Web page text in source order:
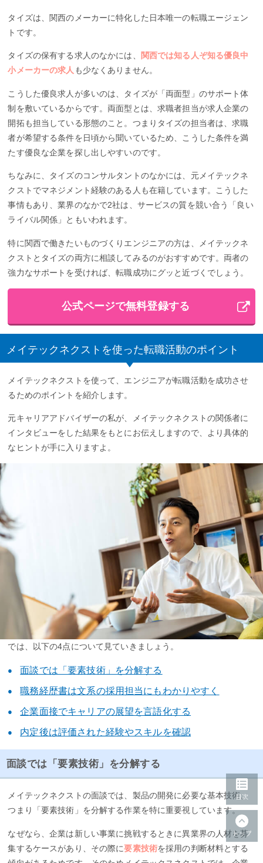
タイズは、関西のメーカーに特化した日本唯一の転職エージェン
トです。
タイズの保有する求人のなかには、
関西では知る人ぞ知る優良中
小メーカーの求人 も少なくありません。
こうした優良求人が多いのは、タイズが「両面型」のサポート体
制を敷いているからです。両面型とは、求職者担当が求人企業の
開拓も担当している形態のこと。つまりタイズの担当者は、求職
者が希望する条件を日頃から聞いているため、こうした条件を満
たす優良な企業を探し出しやすいのです。
ちなみに、タイズのコンサルタントのなかには、元メイテックネ
クストでマネジメント経験のある人も在籍しています。こうした
事情もあり、業界のなかで2社は、サービスの質を競い合う「良い
ライバル関係」ともいわれます。
特に関西で働きたいものづくりエンジニアの方は、メイテックネ
クストとタイズの両方に相談してみるのがおすすめです。両者の
強力なサポートを受ければ、転職成功にグッと近づくでしょう。
公式ページで無料登録する
メイテックネクストを使った転職活動のポイント
メイテックネクストを使って、エンジニアが転職活動を成功させ
るためのポイントを紹介します。
元キャリアアドバイザーの私が、メイテックネクストの関係者に
インタビューをした結果をもとにお伝えしますので、より具体的
なヒントが手に入りますよ。
では、以下の4点について見ていきましょう。
面談では「要素技術」を分解する
職務経歴書は文系の採用担当にもわかりやすく
企業面接でキャリアの展望を言語化する
内定後は評価された経験やスキルを確認
面談では「要素技術」を分解する
メイテックネクストの面談では、製品の開発に必要な基本技術、
つまり「要素技術」を分解する作業を特に重要視しています。
なぜなら、企業は新しい事業に挑戦するときに異業界の人材を募
集するケースがあり、その際に要素技術を採用の判断材料とする